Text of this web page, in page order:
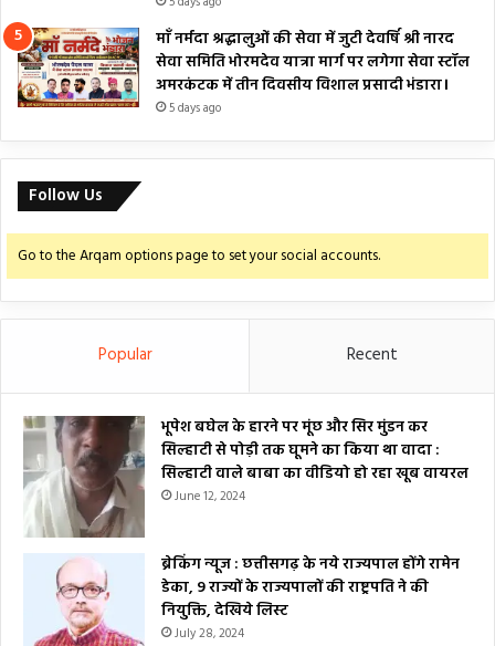
माँ नर्मदा श्रद्धालुओं की सेवा में जुटी देवर्षि श्री नारद
सेवा समिति भोरमदेव यात्रा मार्ग पर लगेगा सेवा स्टॉल
अमरकंटक में तीन दिवसीय विशाल प्रसादी भंडारा।
5 days ago
Follow Us
Go to the Arqam options page to set your social accounts.
Popular Recent
भूपेश बघेल के हारने पर मूंछ और सिर मुंडन कर
सिल्हाटी से पोड़ी तक घूमने का किया था वादा :
सिल्हाटी वाले बाबा का वीडियो हो रहा खूब वायरल
June 12, 2024
ब्रेकिंग न्यूज : छत्तीसगढ़ के नये राज्यपाल होंगे रामेन
डेका, 9 राज्यों के राज्यपालों की राष्ट्रपति ने की
नियुक्ति, देखिये लिस्ट
July 28, 2024